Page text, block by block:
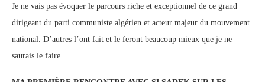
Je ne vais pas évoquer le parcours riche et exceptionnel de ce grand
dirigeant du parti communiste algérien et acteur majeur du mouvement
national. D’autres l’ont fait et le feront beaucoup mieux que je ne
saurais le faire.